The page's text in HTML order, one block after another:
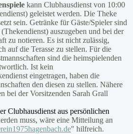
kann Clubhausdienst von 10:00
geleistet werden. Die Theke
sein. Getränke für Gäste/Spieler sind
auszugeben und bei der
zu notieren. Es ist nicht zulässig,
auf die Terasse zu stellen. Für die
sind die heimspielenden
Ist kein
eingetragen, haben die
den diesen zu stellen. Nähere
bei der Vorsitzenden Sarah Grall
Clubhausdienst aus persönlichen
muss, wäre eine Mitteilung an
" hilfreich.